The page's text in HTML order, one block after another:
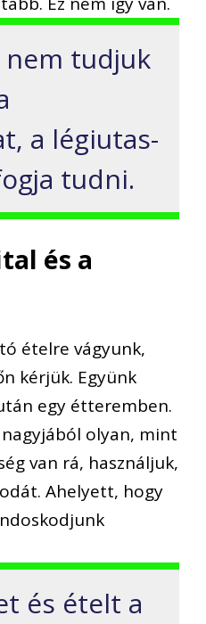
nem tudjuk
a légiutas-
tudni.
és a
ételre vágyunk,
kérjük. Együnk
egy étteremben.
olyan, mint
van rá, használjuk,
Ahelyett, hogy
és ételt a